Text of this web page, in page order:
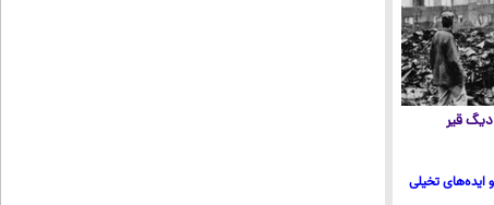
دیگ قیر
ایده‌های تخیلی